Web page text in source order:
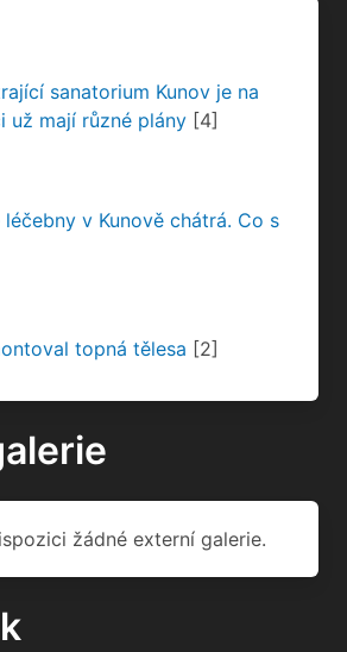
sanatorium Kunov je na
už mají různé plány [4]
v Kunově chátrá. Co s
topná tělesa [2]
žádné externí galerie.